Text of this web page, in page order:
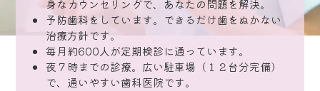
身なカウンセリングで、あなたの問題を解決。
予防歯科をしています。できるだけ歯をぬかない
治療方針です。
毎月約600人が定期検診に通っています。
夜７時までの診療。広い駐車場（１２台分完備）
で、通いやすい歯科医院です。